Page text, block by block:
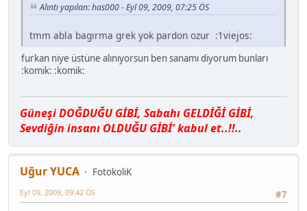
Alıntı yapılan: has000 - Eyl 09, 2009, 07:25 ÖS
tmm abla bagırma grek yok pardon ozur :1viejos:
furkan niye üstüne alınıyorsun ben sanamı diyorum bunları
:komik: :komik:
Güneşi DOĞDUĞU GİBİ, Sαbαhı GELDİĞİ GİBİ,
Sevdiğin insαnı OLDUĞU GİBİ' kαbul et..!!..
Uğur YUCA
FotokoliK
#7
Eyl 09, 2009, 09:42 ÖS